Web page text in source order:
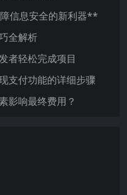
信息安全的新利器**
全解析
者轻松完成项目
支付功能的详细步骤
影响最终费用？